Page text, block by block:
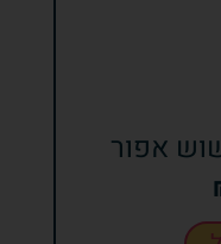
אפור